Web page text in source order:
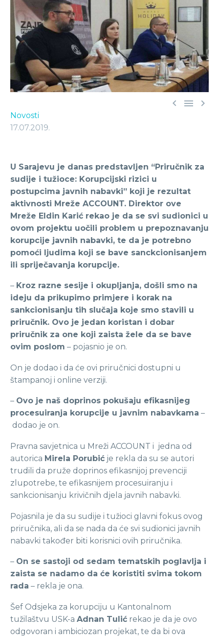
  
Novosti
17.07.2019.
U Sarajevu je danas predstavljen “Priručnik za
sudije i tužioce: Korupcijski rizici u
postupcima javnih nabavki” koji je rezultat
aktivnosti Mreže ACCOUNT. Direktor ove
Mreže Eldin Karić rekao je da se svi sudionici u
ovom projektu uočili problem u prepoznavanju
korupcije javnih nabavki, te da je potrebno
pomoći ljudima koji se bave sanckcionisanjem
ili spriječavanja korupcije.
– Kroz razne sesije i okupljanja, došli smo na
ideju da prikupimo primjere i korak na
sankcionisanju tih slučaja koje smo stavili u
priručnik. Ovo je jedan koristan i dobar
priručnik za one koji zaista žele da se bave
ovim poslom – pojasnio je on.
On je dodao i da će ovi priručnici dostupni u
štampanoj i online verziji.
– Ovo je naš doprinos pokušaju efikasnijeg
procesuiranja korupcije u javnim nabavkama –
dodao je on.
Pravna savjetnica u Mreži ACCOUNT i jedna od
autorica Mirela Porubić je rekla da su se autori
trudili da pruže doprinos efikasnijoj prevenciji
zlupotrebe, te efikasnijem procesuiranju i
sankcionisanju krivičnih djela javnih nabavki.
Pojasnila je da su sudije i tužioci glavni fokus ovog
priručnika, ali da se nada da će svi sudionici javnih
nabavki također biti korisnici ovih priručnika.
– On se sastoji od sedam tematskih poglavlja i
zaista se nadamo da će koristiti svima tokom
rada – rekla je ona.
Šef Odsjeka za korupciju u Kantonalnom
tužilaštvu USK-a Adnan Tulić rekao je da je ovo
odgovoran i ambiciozan projekat, te da bi ova